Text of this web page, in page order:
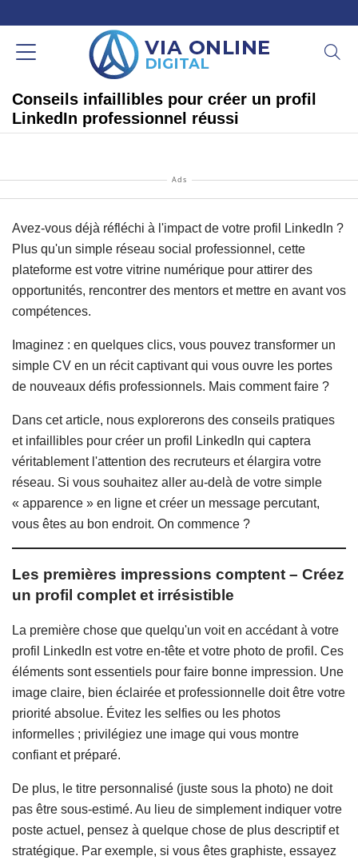
Conseils infaillibles pour créer un profil
LinkedIn professionnel réussi
Ads
Avez-vous déjà réfléchi à l'impact de votre profil LinkedIn ?
Plus qu'un simple réseau social professionnel, cette
plateforme est votre vitrine numérique pour attirer des
opportunités, rencontrer des mentors et mettre en avant vos
compétences.
Imaginez : en quelques clics, vous pouvez transformer un
simple CV en un récit captivant qui vous ouvre les portes
de nouveaux défis professionnels. Mais comment faire ?
Dans cet article, nous explorerons des conseils pratiques
et infaillibles pour créer un profil LinkedIn qui captera
véritablement l'attention des recruteurs et élargira votre
réseau. Si vous souhaitez aller au-delà de votre simple
« apparence » en ligne et créer un message percutant,
vous êtes au bon endroit. On commence ?
Les premières impressions comptent – Créez
un profil complet et irrésistible
La première chose que quelqu'un voit en accédant à votre
profil LinkedIn est votre en-tête et votre photo de profil. Ces
éléments sont essentiels pour faire bonne impression. Une
image claire, bien éclairée et professionnelle doit être votre
priorité absolue. Évitez les selfies ou les photos
informelles ; privilégiez une image qui vous montre
confiant et préparé.
De plus, le titre personnalisé (juste sous la photo) ne doit
pas être sous-estimé. Au lieu de simplement indiquer votre
poste actuel, pensez à quelque chose de plus descriptif et
stratégique. Par exemple, si vous êtes graphiste, essayez